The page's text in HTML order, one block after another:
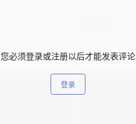
您必须登录或注册以后才能发表评论
登录